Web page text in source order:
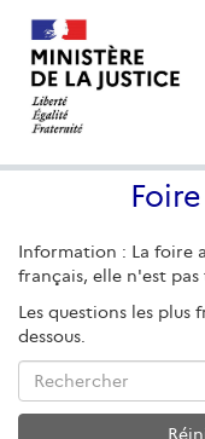
Information : La foire
français, elle n'est
Les questions les plus
dessous.
Rechercher